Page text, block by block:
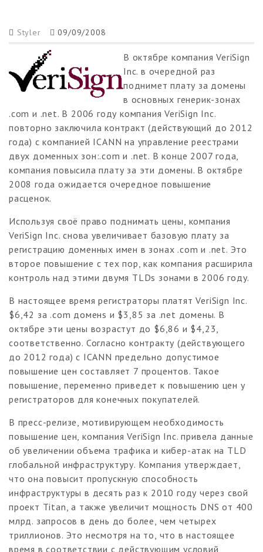
Styler 09/09/2008
В октябре компания VeriSign
Inc. в очередной раз
поднимет плату за домены
в основных генерик-зонах
.com и .net. В 2006 году компания VeriSign Inc.
повторно заключила контракт (действующий до 2012
года) с компанией ICANN на управление реестрами
двух доменных зон:.com и .net. В конце 2007 года,
компания повысила плату за эти домены. В октябре
2008 года ожидается очередное повышение
расценок.
Используя своё право поднимать цены, компания
VeriSign Inc. снова увеличивает базовую плату за
регистрацию доменных имен в зонах .com и .net. Это
второе повышение с тех пор, как компания расширила
контроль над этими двумя TLDs зонами в 2006 году.
В настоящее время регистраторы платят VeriSign Inc.
$6,42 за .com доменs и $3,85 за .net домены. В
октябре эти цены возрастут до $6,86 и $4,23,
соответственно. Согласно контракту (действующего
до 2012 года) с ICANN предельно допустимое
повышение цен составляет 7 процентов. Такое
повышение, переменно приведет к повышению цен у
регистраторов для конечных покупателей.
В пресс-релизе, мотивирующем необходимость
повышение цен, компания VeriSign Inc. привела данные
об увеличении объема трафика и кибер-атак на TLD
глобальной инфраструктуру. Компания утверждает,
что она повысит пропускную способность
инфраструктуры в десять раз к 2010 году через свой
проект Titan, а также увеличит мощность DNS от 400
млрд. запросов в день до более, чем четырех
триллионов. Это несмотря на то, что в настоящее
время в соответствии с действующим условий